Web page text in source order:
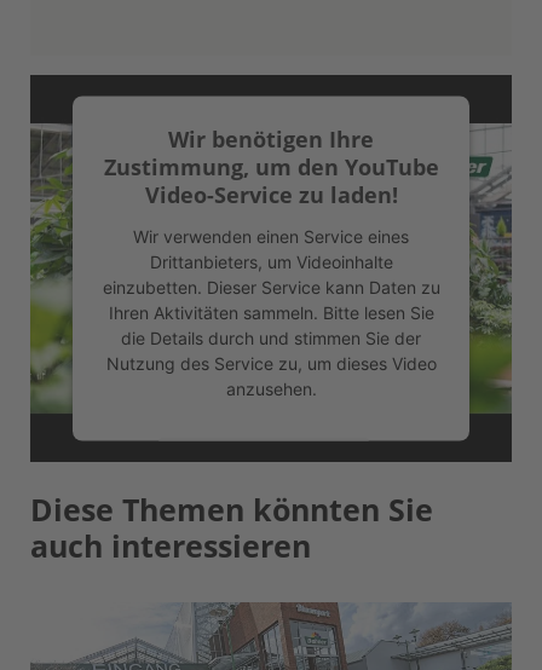
Wir benötigen Ihre
Zustimmung, um den YouTube
Video-Service zu laden!
Wir verwenden einen Service eines
Drittanbieters, um Videoinhalte
einzubetten. Dieser Service kann Daten zu
Ihren Aktivitäten sammeln. Bitte lesen Sie
die Details durch und stimmen Sie der
Nutzung des Service zu, um dieses Video
anzusehen.
Mehr Informationen
Akzeptieren
Diese Themen könnten Sie
auch interessieren